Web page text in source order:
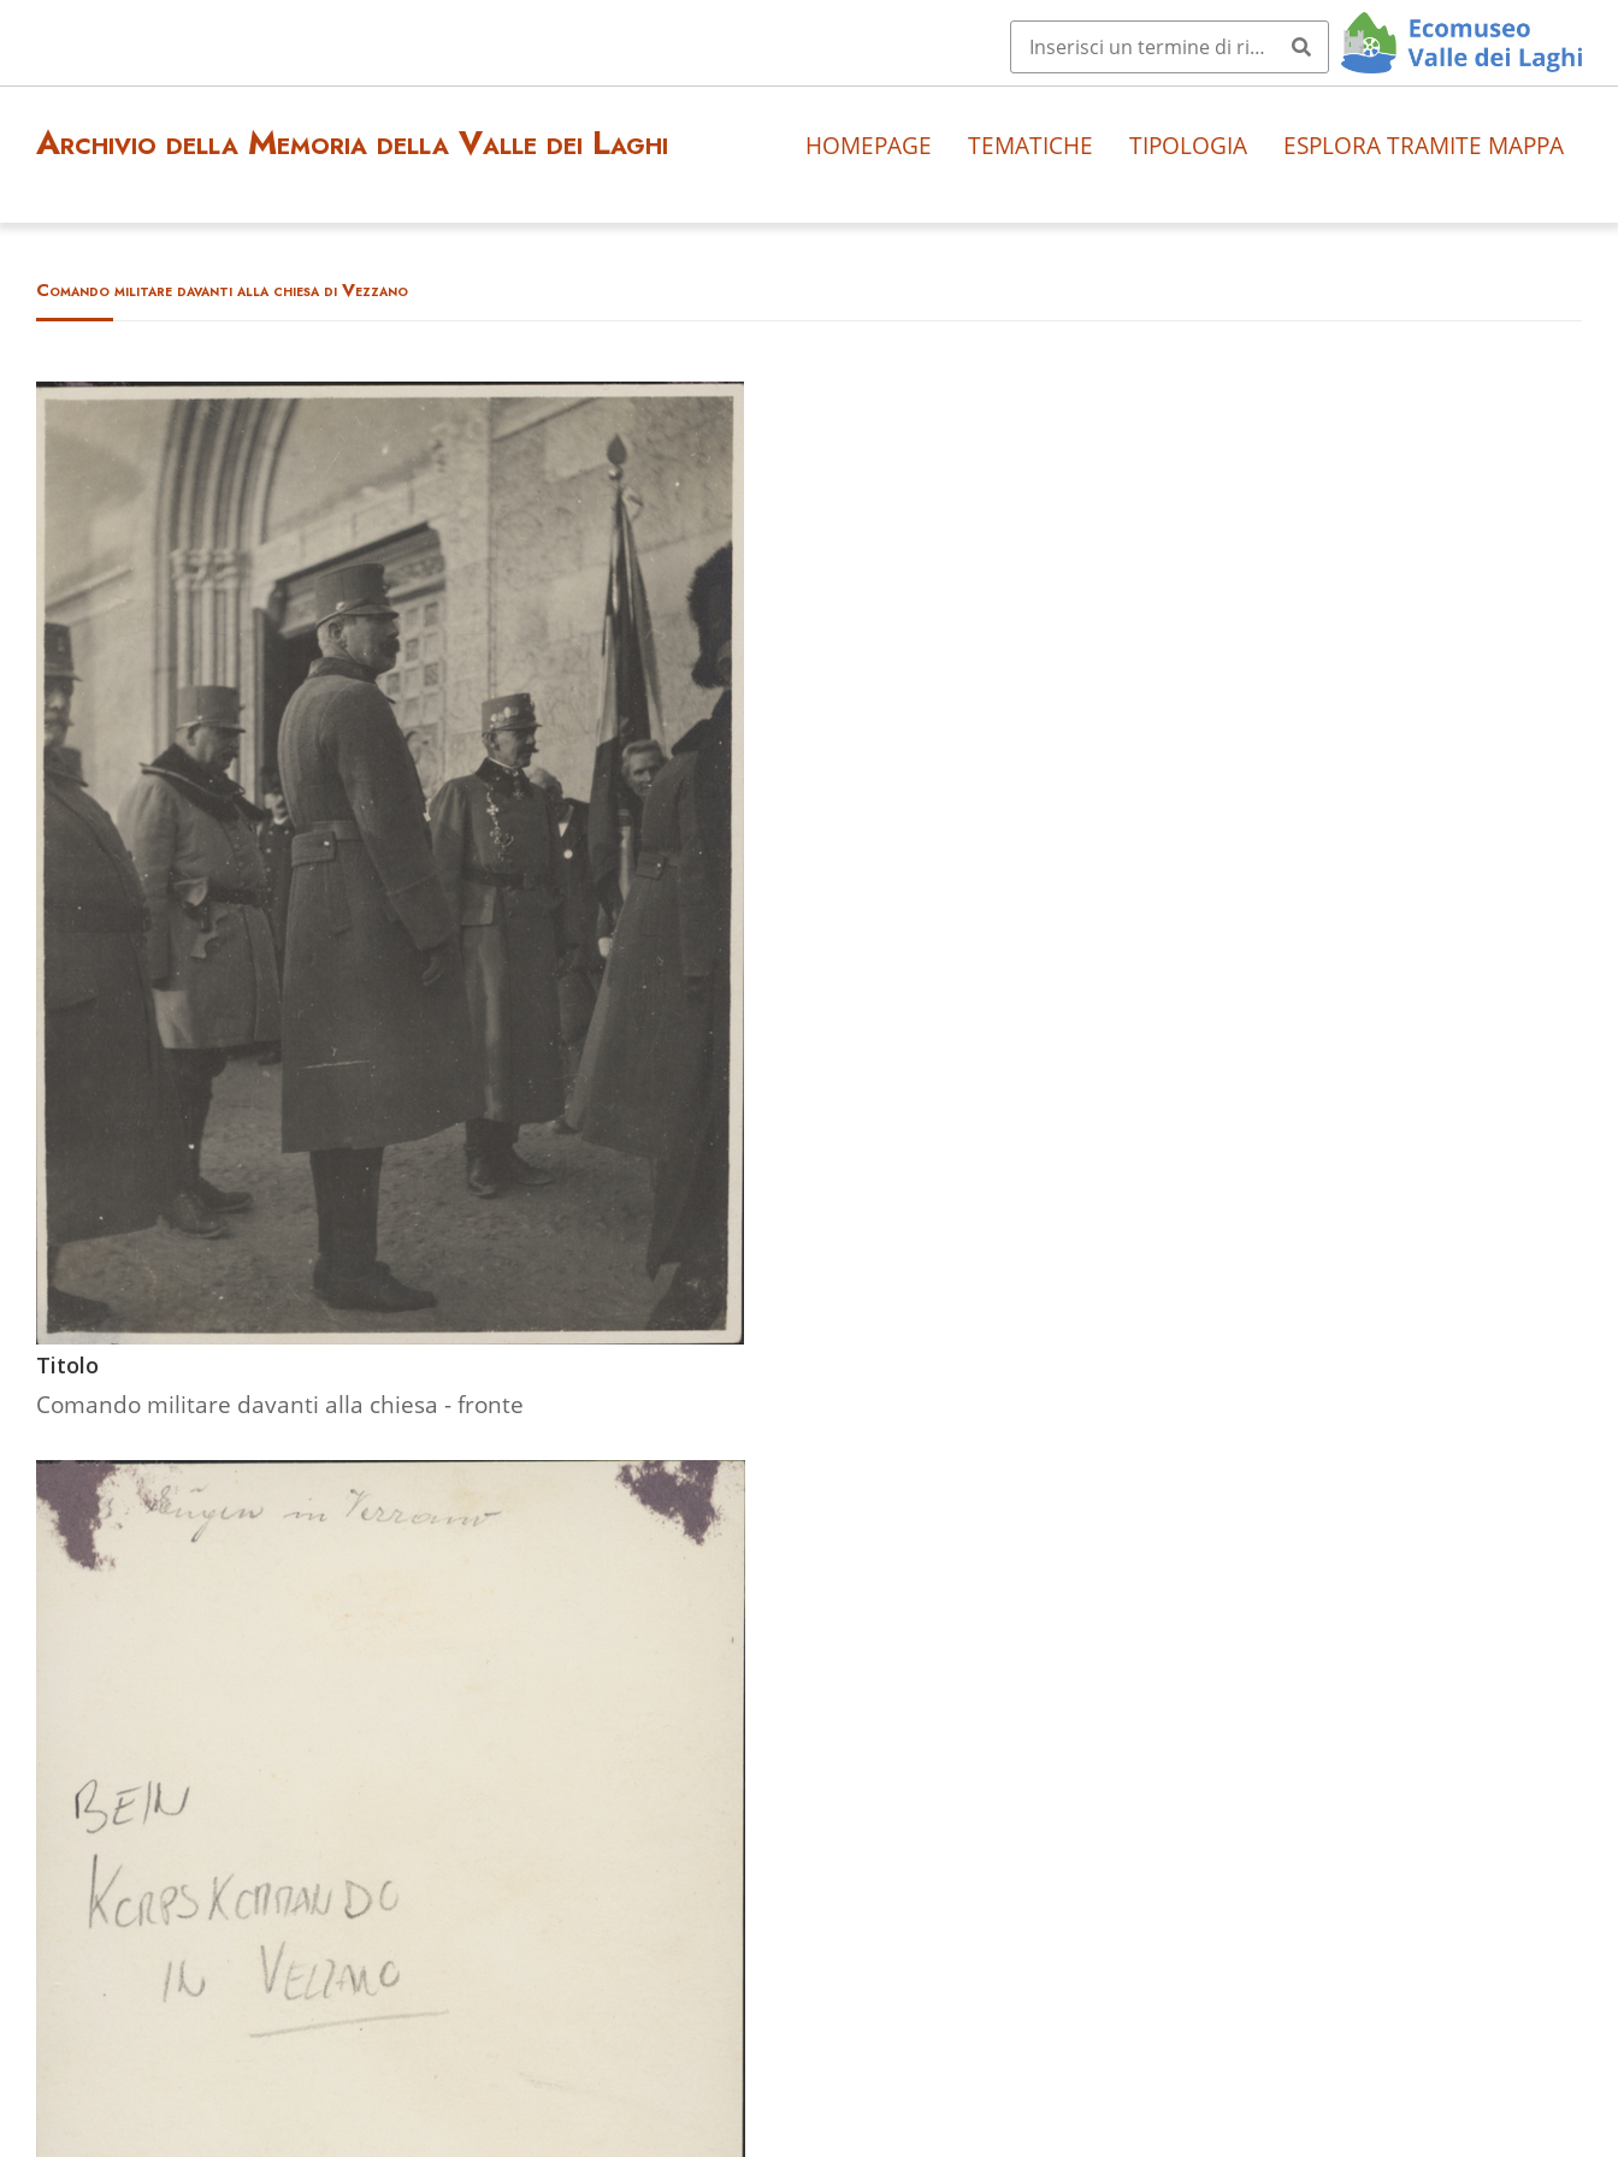
Archivio della Memoria della Valle dei Laghi HOMEPAGE TEMATICHE TIPOLOGIA ESPLORA TRAMITE MAPPA
Comando militare davanti alla chiesa di Vezzano
Titolo
Comando militare davanti alla chiesa - fronte